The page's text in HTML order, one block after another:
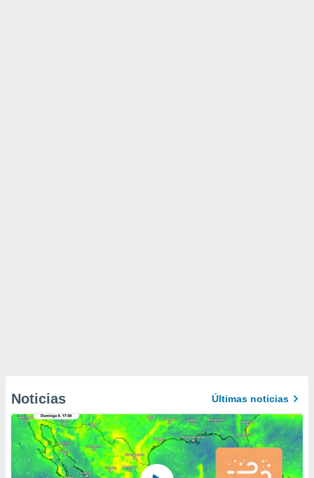
Noticias Últimas noticias